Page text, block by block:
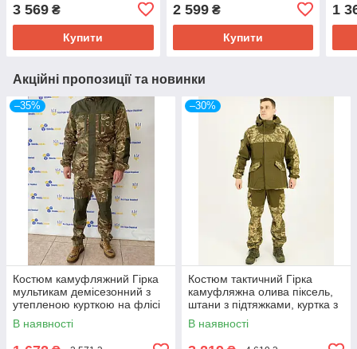
водовідштовхувальна
3 569 ₴
Купити
підтяжками, ріпстоп
2 599₴
Купити
1
Акційні пропозиції та новинки
–35%
Костюм камуфляжний Гірка
мультикам демісезонний з
утепленою курткою на флісі
46-56р-р
В наявності
–30%
Костюм тактичний Гірка
камуфляжна олива піксель,
штани з підтяжками, куртка з
капюшоном, вітрозахисний
В наявності